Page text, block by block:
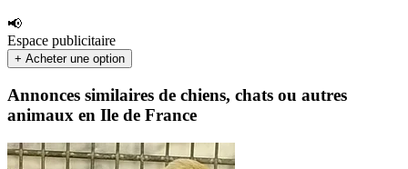
📢
Espace publicitaire
+ Acheter une option
Annonces similaires de chiens, chats ou autres
animaux en Ile de France